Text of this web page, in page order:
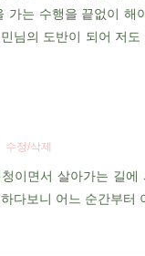
가는 수행을 끝없이 해
님의 도반이 되어 저
수정/삭제
이면서 살아가는 길
다보니 어느 순간부